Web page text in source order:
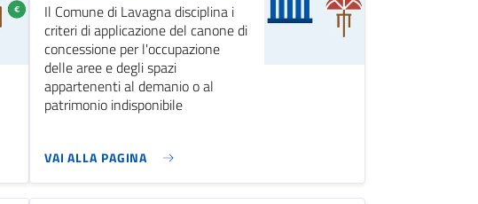
Il Comune di Lavagna disciplina i
criteri di applicazione del canone di
concessione per l'occupazione
delle aree e degli spazi
appartenenti al demanio o al
patrimonio indisponibile
VAI ALLA PAGINA